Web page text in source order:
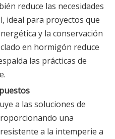
reduce las necesidades
ideal para proyectos que
y la conservación
en hormigón reduce
las prácticas de
a las soluciones de
una
a la intemperie a